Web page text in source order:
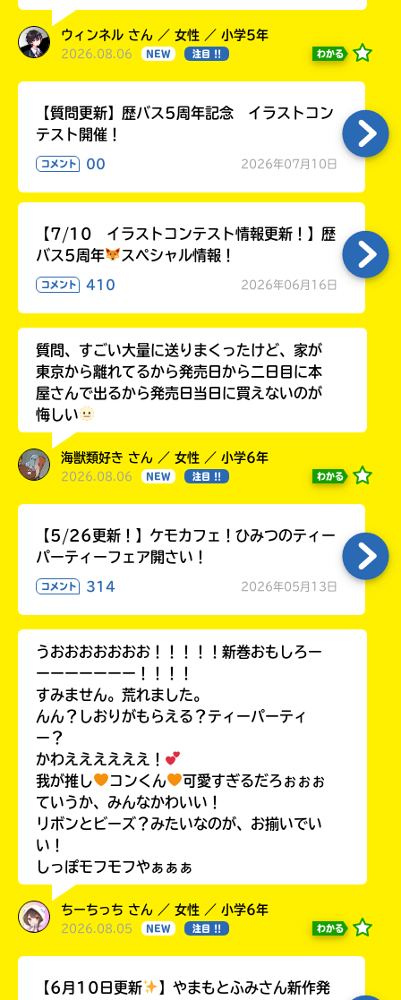
ウィンネル さん ／ 女性 ／ 小学5年
2026.08.06 NEW 注目 !! わかる
【質問更新】歴バス5周年記念 イラストコン
テスト開催！
コメント 00 2026年07月10日
【7/10 イラストコンテスト情報更新！】歴
バス5周年
スペシャル情報！
コメント 410 2026年06月16日
質問、すごい大量に送りまくったけど、家が
東京から離れてるから発売日から二日目に本
屋さんで出るから発売日当日に買えないのが
悔しい
海獣類好き さん ／ 女性 ／ 小学6年
2026.08.06 NEW 注目 !! わかる
【5/26更新！】ケモカフェ！ひみつのティー
パーティーフェア開さい！
コメント 314 2026年05月13日
うおおおおおおお！！！！！新巻おもしろー
ーーーーーーー！！！！
すみません。荒れました。
んん？しおりがもらえる？ティーパーティ
ー？
かわええええええ！
我が推し
コンくん
可愛すぎるだろぉぉぉ
ていうか、みんなかわいい！
リボンとビーズ？みたいなのが、お揃いでい
い！
しっぽモフモフやぁぁぁ
ちーちっち さん ／ 女性 ／ 小学6年
2026.08.05 NEW 注目 !! わかる
【6月10日更新
】やまもとふみさん新作発
戻
る